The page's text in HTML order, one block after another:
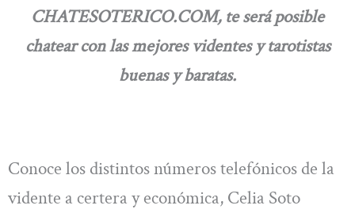
CHATESOTERICO.COM, te será posible
chatear con las mejores videntes y tarotistas
buenas y baratas.
Conoce los distintos números telefónicos de la
vidente a certera y económica, Celia Soto